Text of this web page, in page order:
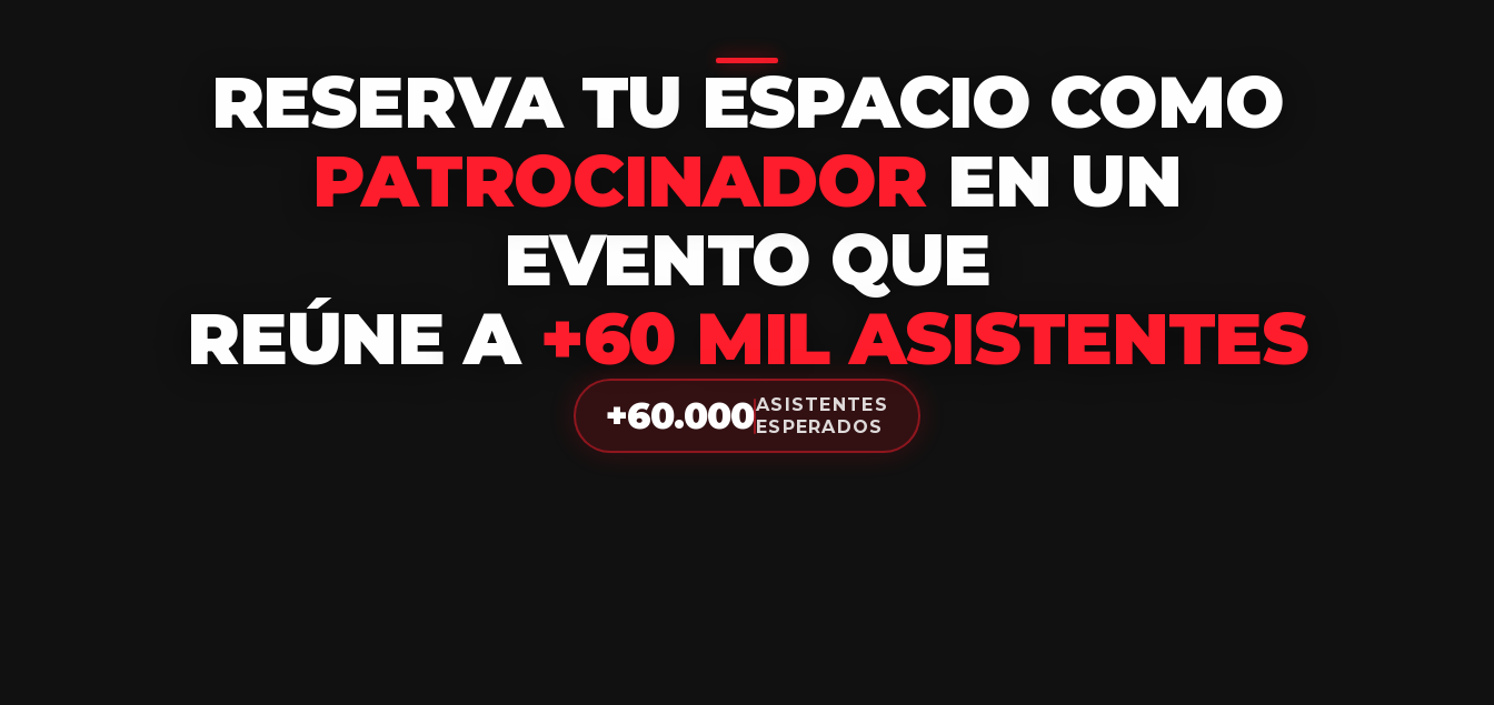
RESERVA TU ESPACIO COMO
PATROCINADOR EN UN
EVENTO QUE
REÚNE A +60 MIL ASISTENTES
+60.000ASISTENTES
ESPERADOS